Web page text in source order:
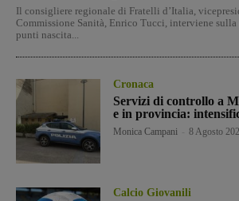
Il consigliere regionale di Fratelli d’Italia,
Commissione Sanità, Enrico Tucci, interviene sulla
punti nascita...
Cronaca
Servizi di controllo a
e in provincia:
Monica Campani 8 Agosto
Calcio Giovanili